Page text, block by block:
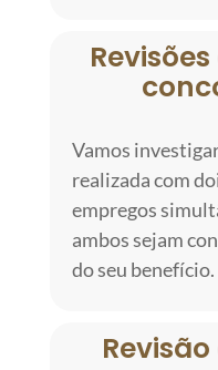
Vamos
realizada com
empregos
ambos sejam
do seu benefício.